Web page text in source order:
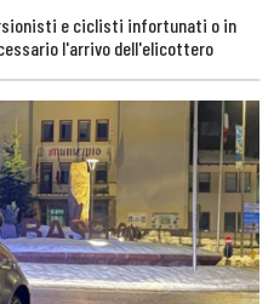
e ciclisti infortunati o in
l'arrivo dell'elicottero